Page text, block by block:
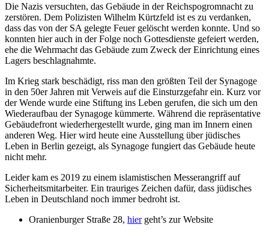
Die Nazis versuchten, das Gebäude in der Reichspogromnacht zu
zerstören. Dem Polizisten Wilhelm Kürtzfeld ist es zu verdanken,
dass das von der SA gelegte Feuer gelöscht werden konnte. Und so
konnten hier auch in der Folge noch Gottesdienste gefeiert werden,
ehe die Wehrmacht das Gebäude zum Zweck der Einrichtung eines
Lagers beschlagnahmte.
Im Krieg stark beschädigt, riss man den größten Teil der Synagoge
in den 50er Jahren mit Verweis auf die Einsturzgefahr ein. Kurz vor
der Wende wurde eine Stiftung ins Leben gerufen, die sich um den
Wiederaufbau der Synagoge kümmerte. Während die repräsentative
Gebäudefront wiederhergestellt wurde, ging man im Innern einen
anderen Weg. Hier wird heute eine Ausstellung über jüdisches
Leben in Berlin gezeigt, als Synagoge fungiert das Gebäude heute
nicht mehr.
Leider kam es 2019 zu einem islamistischen Messerangriff auf
Sicherheitsmitarbeiter. Ein trauriges Zeichen dafür, dass jüdisches
Leben in Deutschland noch immer bedroht ist.
Oranienburger Straße 28, hiergeht’s zur Website